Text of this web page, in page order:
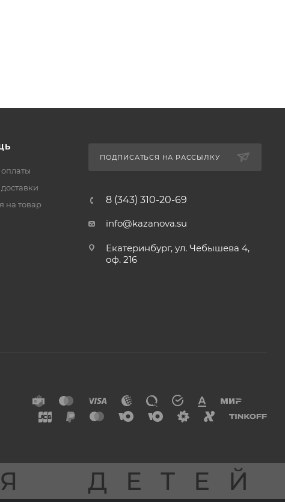
на товар
ПОДПИСАТЬСЯ НА РАССЫЛКУ
8 (343) 310-20-69
info@kazanova.su
Екатеринбург, ул. Чебышева 4,
оф. 216
ДЕТЕЙ